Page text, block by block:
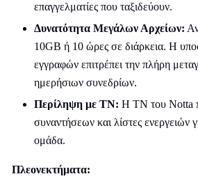
επαγγελματίες που ταξιδεύουν.
Δυνατότητα Μεγάλων Αρχείων:
10GB ή 10 ώρες σε διάρκεια. Η
εγγραφών επιτρέπει την πλήρη
ημερήσιων συνεδρίων.
Περίληψη με ΤΝ: Η ΤΝ του Notta
συναντήσεων και λίστες ενεργειών
ομάδα.
Πλεονεκτήματα: